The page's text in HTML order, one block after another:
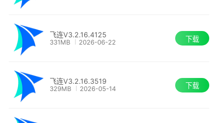
4.多云应用 安全访问
全面接管云平台账号
细粒度授权管理，离职自动取消权限
飞连V3.2.16.4125
331MB 2026-06-22 下载
飞连V3.2.16.3519
329MB 2026-05-14 下载